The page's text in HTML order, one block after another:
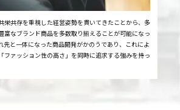
栄共存を重視した経営姿勢を貫いてきたことから、多
富なブランド商品を多数取り揃えることが可能になっ
先と一体になった商品開発がかのうであり、これによ
ファッション性の高さ」を同時に追求する強みを持っ